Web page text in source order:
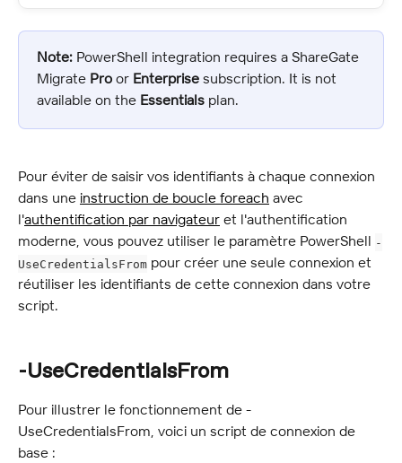
Note: PowerShell integration requires a ShareGate
Migrate Pro or Enterprise subscription. It is not
available on the Essentials plan.
Pour éviter de saisir vos identifiants à chaque connexion
dans une instruction de boucle foreach avec
l'authentification par navigateur et l'authentification
moderne, vous pouvez utiliser le paramètre PowerShell -
UseCredentialsFrom pour créer une seule connexion et
réutiliser les identifiants de cette connexion dans votre
script.
-UseCredentialsFrom
Pour illustrer le fonctionnement de -
UseCredentialsFrom, voici un script de connexion de
base :